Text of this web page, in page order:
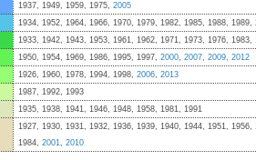
1937, 1949, 1959, 1975, 2005
1934, 1952, 1964, 1966, 1970, 1979, 1982, 1985, 1988, 1989,
1933, 1942, 1943, 1953, 1961, 1962, 1971, 1973, 1976,
1950, 1954, 1969, 1986, 1995, 1997, 2000, 2007, 2009, 2012
1926, 1960, 1978, 1994, 1998, 2006, 2013
1987, 1992, 1993
1935, 1938, 1941, 1946, 1948, 1958, 1981, 1991
1927, 1930, 1931, 1932, 1936, 1939, 1940, 1944, 1951,
1984, 2001, 2010